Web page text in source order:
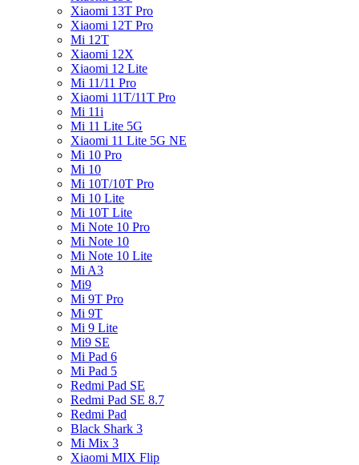
Xiaomi 13T Pro
Xiaomi 12T Pro
Mi 12T
Xiaomi 12X
Xiaomi 12 Lite
Mi 11/11 Pro
Xiaomi 11T/11T Pro
Mi 11i
Mi 11 Lite 5G
Xiaomi 11 Lite 5G NE
Mi 10 Pro
Mi 10
Mi 10T/10T Pro
Mi 10 Lite
Mi 10T Lite
Mi Note 10 Pro
Mi Note 10
Mi Note 10 Lite
Mi A3
Mi9
Mi 9T Pro
Mi 9T
Mi 9 Lite
Mi9 SE
Mi Pad 6
Mi Pad 5
Redmi Pad SE
Redmi Pad SE 8.7
Redmi Pad
Black Shark 3
Mi Mix 3
Xiaomi MIX Flip